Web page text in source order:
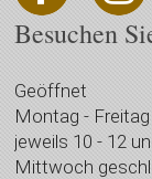
Besuchen
Geöffnet
Montag - Freitag
jeweils 10 - 12
Mittwoch